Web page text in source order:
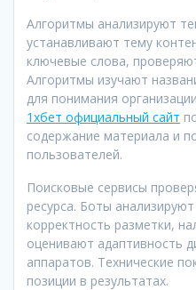
Алгоритмы анализируют
устанавливают тему
ключевые слова,
Алгоритмы изучают
для понимания
1хбет официальный сайт
содержание материала и
пользователей.
Поисковые сервисы
ресурса. Боты
корректность разметки,
оценивают адаптивность
аппаратов. Технические
позиции в результатах.